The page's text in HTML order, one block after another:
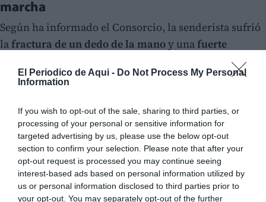
El Periodico de Aqui - Do Not Process My Personal
Information
If you wish to opt-out of the sale, sharing to third parties, or
processing of your personal or sensitive information for
targeted advertising by us, please use the below opt-out
section to confirm your selection. Please note that after your
opt-out request is processed you may continue seeing
interest-based ads based on personal information utilized by
us or personal information disclosed to third parties prior to
your opt-out. You may separately opt-out of the further
marcha
Según ha informado el Consorcio, la senderista sufrió
la fractura de un dedo de la manoy una fuerte
, lesiones que le impedían
continuar la ruta por sus propios medios.